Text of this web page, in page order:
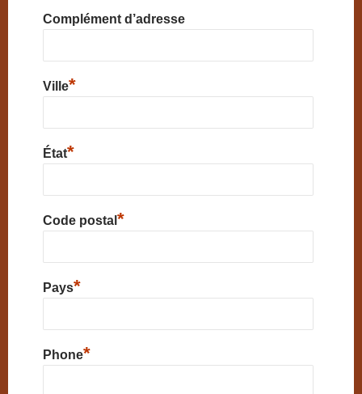
Complément d’adresse
Ville*
État*
Code postal *
Pays*
Phone*